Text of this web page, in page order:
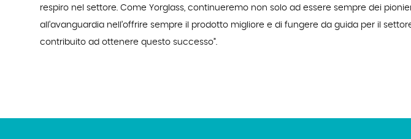
respiro nel settore. Come Yorglass, continueremo non solo ad essere sempre dei
all’avanguardia nell’offrire sempre il prodotto migliore e di fungere da guida per il
contribuito ad ottenere questo successo”.